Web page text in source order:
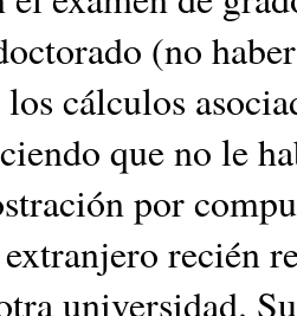
(no
cálculos
que no le
por
recién
universidad.